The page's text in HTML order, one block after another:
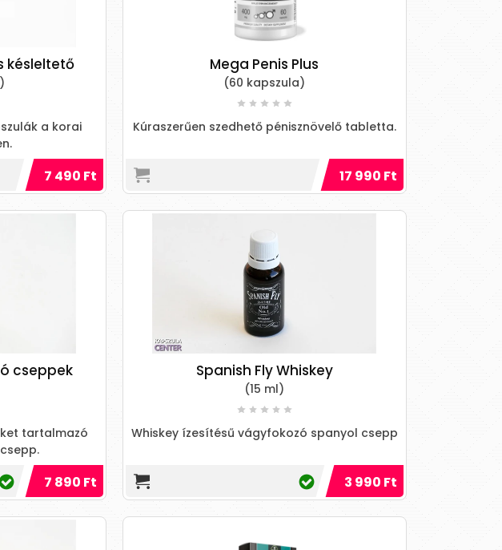
késleltető
a korai
7 490 Ft
Mega Penis Plus
(60 kapszula)
Kúraszerűen szedhető pénisznövelő tabletta.
17 990 Ft
cseppek
tartalmazó
7 890 Ft
Spanish Fly Whiskey
(15 ml)
Whiskey ízesítésű vágyfokozó spanyol csepp
3 990 Ft